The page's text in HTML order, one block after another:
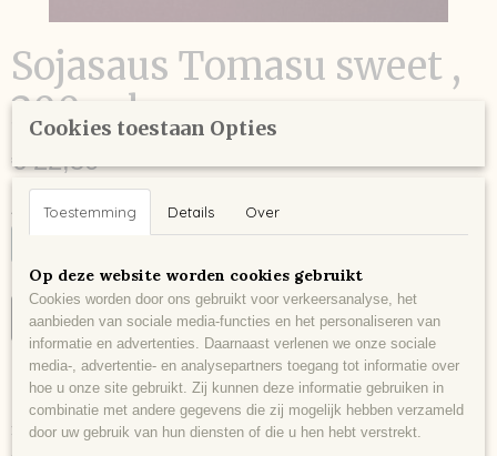
Sojasaus Tomasu sweet ,
200 ml
€ 22,50
Aantal
IN WINKELWAGEN
Omschrijving
24 maanden gerijpte zoete sojasaus uit Rotterdam! Inhoud: 200 ml
Cookies toestaan Opties
Toestemming Details Over
Op deze website worden cookies gebruikt
Cookies worden door ons gebruikt voor verkeersanalyse, het
aanbieden van sociale media-functies en het personaliseren van
informatie en advertenties. Daarnaast verlenen we onze sociale
media-, advertentie- en analysepartners toegang tot informatie over
hoe u onze site gebruikt. Zij kunnen deze informatie gebruiken in
combinatie met andere gegevens die zij mogelijk hebben verzameld
door uw gebruik van hun diensten of die u hen hebt verstrekt.